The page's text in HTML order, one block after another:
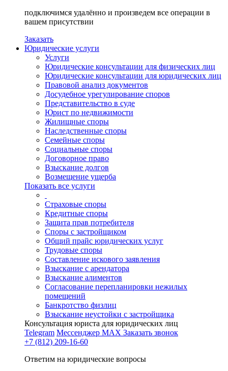
подключимся удалённо и произведем все операции в
вашем присутствии
Заказать
Юридические услуги
Услуги
Юридические консультации для физических лиц
Юридические консультации для юридических лиц
Правовой анализ документов
Досудебное урегулирование споров
Представительство в суде
Юрист по недвижимости
Жилищные споры
Наследственные споры
Семейные споры
Социальные споры
Договорное право
Взыскание долгов
Возмещение ущерба
Показать все услуги
Страховые споры
Кредитные споры
Защита прав потребителя
Споры с застройщиком
Общий прайс юридических услуг
Трудовые споры
Составление искового заявления
Взыскание с арендатора
Взыскание алиментов
Cогласование перепланировки нежилых
помещений
Банкротство физлиц
Взыскание неустойки с застройщика
Консультация юриста для юридических лиц
Telegram Мессенджер MAX Заказать звонок
+7 (812) 209-16-60
Ответим на юридические вопросы